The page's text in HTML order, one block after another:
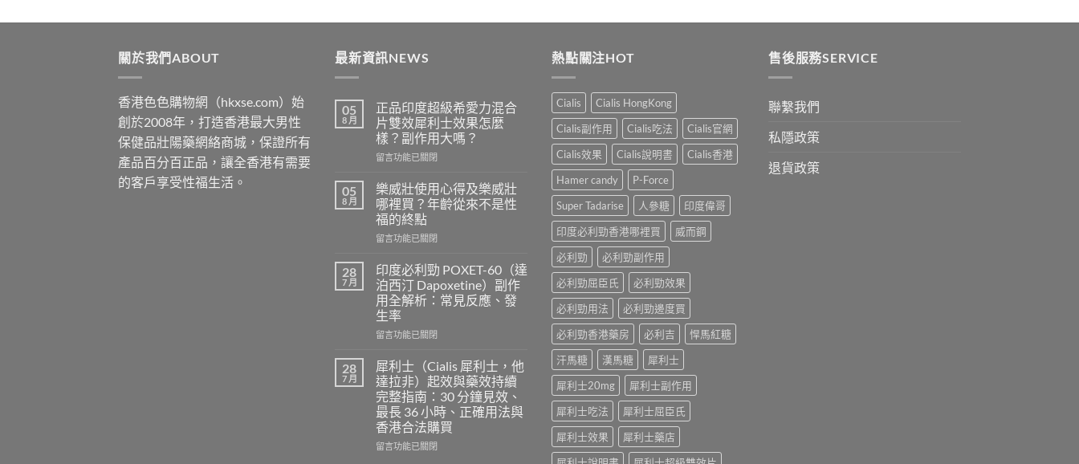
was: is:
$489
關於我們ABOUT
香港色色購物網（hkxse.com）始
創於2008年，打造香港最大男性
保健品壯陽藥網絡商城，保證所有
產品百分百正品，讓全香港有需要
的客戶享受性福生活。
最新資訊NEWS
05
8 月
正品印度超級希愛力混合
片雙效犀利士效果怎麼
樣？副作用大嗎？
在
品
印
度
超
級
愛
力
混
合
片
雙
犀
利
士
效
果
怎
麼
留言功能已關閉
05
8 月
樂威壯使用心得及樂威壯
哪裡買？年齡從來不是性
福的終點
在
威
壯
使
用
心
得
樂
威
壯
哪
裡
買？
年
留言功能已關閉
28
7 月
印度必利勁 POXET-60（達
泊西汀 Dapoxetine）副作
用全解析：常見反應、發
生率
在
度
必
利
勁
POXET-
60（達
泊
留言功能已關閉
28
7 月
犀利士（Cialis 犀利士，他
達拉非）起效與藥效持續
完整指南：30 分鐘見效、
最長 36 小時、正確用法與
香港合法購買
在
留言功能已關閉
熱點關注HOT
Cialis
Cialis HongKong
Cialis副作用
Cialis吃法
Cialis官網
Cialis效果
Cialis說明書
Cialis香港
Hamer candy
P-Force
Super Tadarise
人參糖
印度偉哥
印度必利勁香港哪裡買
威而鋼
必利勁
必利勁副作用
必利勁屈臣氏
必利勁效果
必利勁用法
必利勁邊度買
必利勁香港藥房
必利吉
悍馬紅糖
汗馬糖
漢馬糖
犀利士
犀利士20mg
犀利士副作用
犀利士吃法
犀利士屈臣氏
犀利士效果
犀利士藥店
售後服務SERVICE
聯繫我們
私隱政策
退貨政策